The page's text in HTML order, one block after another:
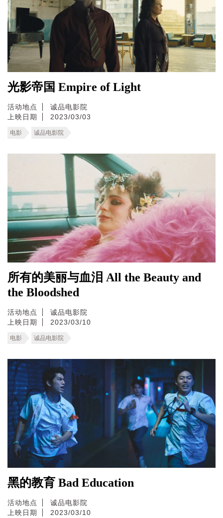
光影帝国 Empire of Light
活动地点
诚品电影院
上映日期
2023/03/03
电影 诚品电影院
所有的美丽与血泪 All the Beauty and
the Bloodshed
活动地点
诚品电影院
上映日期
2023/03/10
电影 诚品电影院
黑的教育 Bad Education
活动地点
诚品电影院
上映日期
2023/03/10